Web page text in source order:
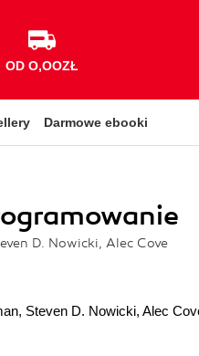
OD O,OOZŁ
Darmowe ebooki
D. Nowicki, Alec Cove
, Steven D. Nowicki, Alec